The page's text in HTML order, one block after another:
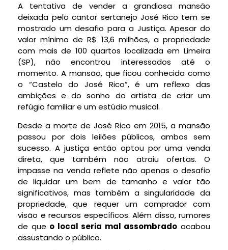
A tentativa de vender a grandiosa mansão
deixada pelo cantor sertanejo José Rico tem se
mostrado um desafio para a Justiça. Apesar do
valor mínimo de R$ 13,6 milhões, a propriedade
com mais de 100 quartos localizada em Limeira
(SP), não encontrou interessados até o
momento. A mansão, que ficou conhecida como
o “Castelo do José Rico”, é um reflexo das
ambições e do sonho do artista de criar um
refúgio familiar e um estúdio musical.
Desde a morte de José Rico em 2015, a mansão
passou por dois leilões públicos, ambos sem
sucesso. A justiça então optou por uma venda
direta, que também não atraiu ofertas. O
impasse na venda reflete não apenas o desafio
de liquidar um bem de tamanho e valor tão
significativos, mas também a singularidade da
propriedade, que requer um comprador com
visão e recursos específicos. Além disso, rumores
de que o local seria mal assombrado acabou
assustando o público.